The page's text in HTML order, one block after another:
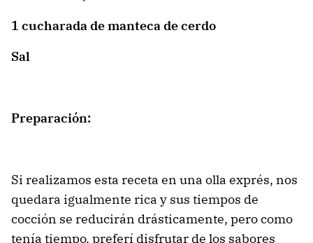
1 cucharada de manteca de cerdo
Sal
Preparación:
Si realizamos esta receta en una olla exprés, nos
quedara igualmente rica y sus tiempos de
cocción se reducirán drásticamente, pero como
tenía tiempo, preferí disfrutar de los sabores